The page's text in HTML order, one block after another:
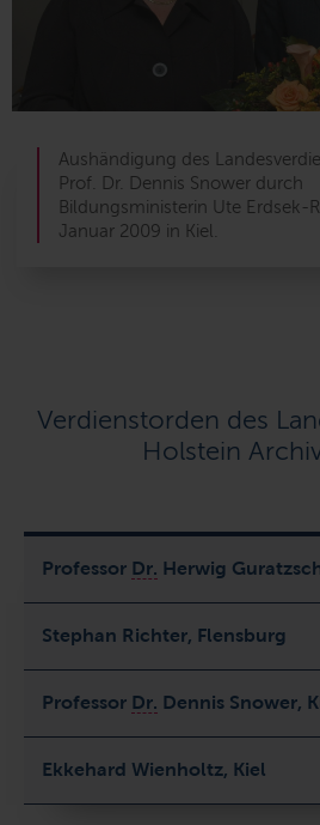
Aushändigung des
Prof. Dr. Dennis Snower durch
Bildungsministerin Ute Erdsek-
Januar 2009 in Kiel.
Verdienstorden des
Holstein
Professor Dr. Herwig
Stephan Richter, Flensburg
Professor Dr. Dennis Snower ,
Ekkehard Wienholtz, Kiel